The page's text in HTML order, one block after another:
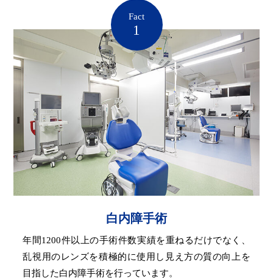
Fact
1
白内障手術
年間1200件以上の手術件数実績を重ねるだけでなく、
乱視用のレンズを積極的に使用し見え方の質の向上を
目指した白内障手術を行っています。